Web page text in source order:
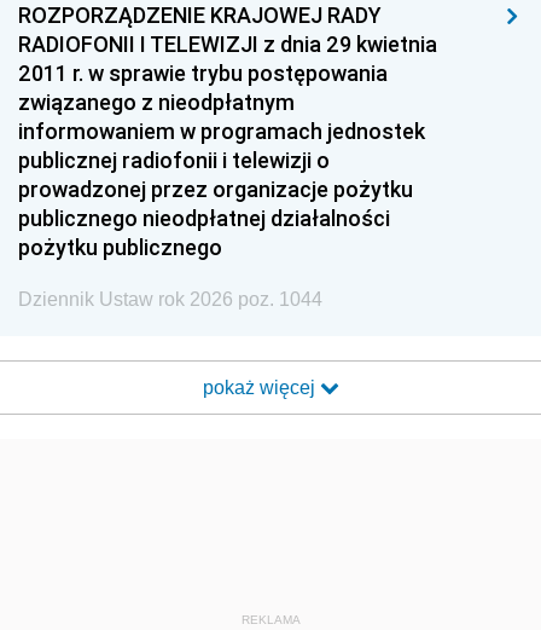
ROZPORZĄDZENIE KRAJOWEJ RADY
RADIOFONII I TELEWIZJI z dnia 29 kwietnia
2011 r. w sprawie trybu postępowania
związanego z nieodpłatnym
informowaniem w programach jednostek
publicznej radiofonii i telewizji o
prowadzonej przez organizacje pożytku
publicznego nieodpłatnej działalności
pożytku publicznego
Dziennik Ustaw rok 2026 poz. 1044
pokaż więcej
REKLAMA